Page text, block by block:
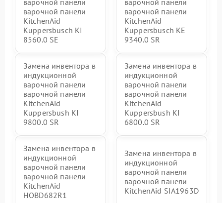
варочной панели
варочной панели
KitchenAid
Kuppersbusch KI
8560.0 SE
варочной панели
варочной панели
KitchenAid
Kuppersbusch KE
9340.0 SR
Замена инвентора в
индукционной
варочной панели
варочной панели
KitchenAid
Kuppersbush KI
9800.0 SR
Замена инвентора в
индукционной
варочной панели
варочной панели
KitchenAid
Kuppersbush KI
6800.0 SR
Замена инвентора в
индукционной
варочной панели
варочной панели
KitchenAid
HOBD682R1
Замена инвентора в
индукционной
варочной панели
варочной панели
KitchenAid SIA1963D